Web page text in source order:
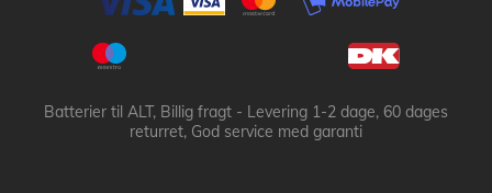
Batterier til ALT, Billig fragt - Levering 1-2 dage, 60 dages
returret, God service med garanti